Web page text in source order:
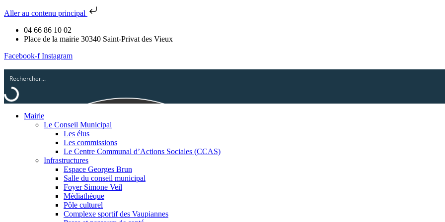
Aller au contenu principal
04 66 86 10 02
Place de la mairie 30340 Saint-Privat des Vieux
Facebook-f Instagram
Mairie
Le Conseil Municipal
Les élus
Les commissions
Le Centre Communal d’Actions Sociales (CCAS)
Infrastructures
Espace Georges Brun
Salle du conseil municipal
Foyer Simone Veil
Médiathèque
Pôle culturel
Complexe sportif des Vaupiannes